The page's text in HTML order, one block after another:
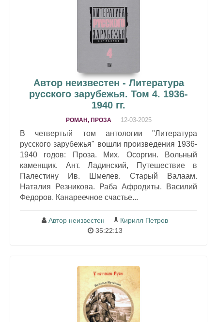
Автор неизвестен - Литература
русского зарубежья. Том 4. 1936-
1940 гг.
РОМАН, ПРОЗА 12-03-2025
В четвертый том антологии "Литература
русского зарубежья" вошли произведения 1936-
1940 годов: Проза. Мих. Осоргин. Вольный
каменщик. Ант. Ладинский, Путешествие в
Палестину Ив. Шмелев. Старый Валаам.
Наталия Резникова. Раба Афродиты. Василий
Федоров. Канареечное счастье...
Автор неизвестен
Кирилл Петров
35:22:13